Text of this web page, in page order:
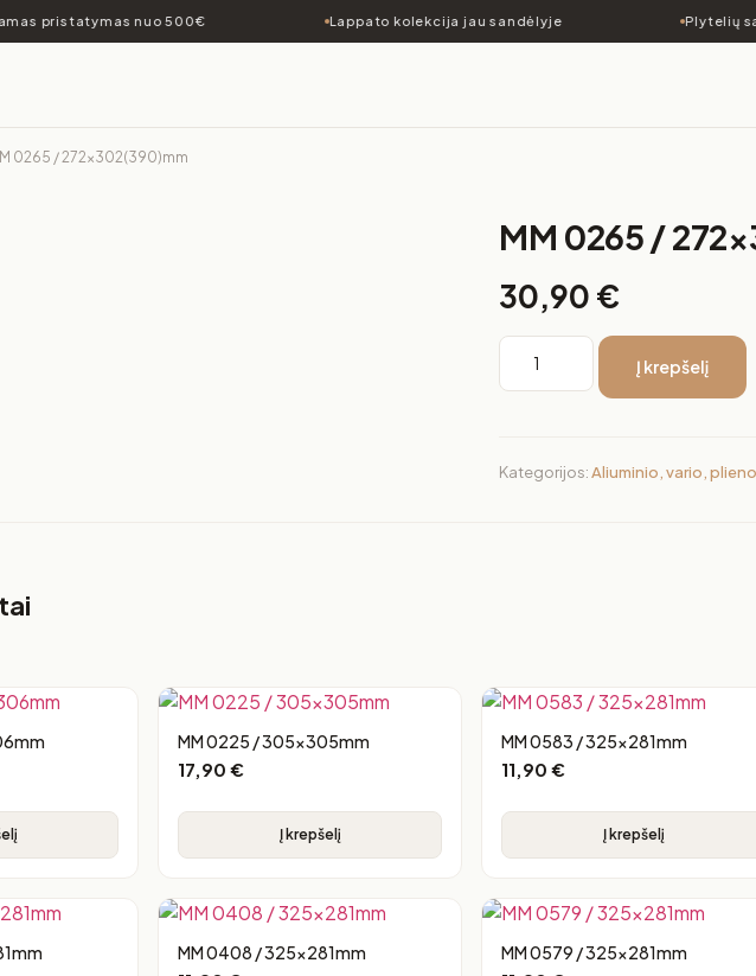
pristatymas nuo 500€ Lappato kolekcija jau sandėlyje Plytelių
0265 / 272×302(390)mm
MM 0265 /
30,90 €
Į krepšelį
Kategorijos:Aliuminio, vario,
MM 0225 / 305x305mm
17,90 €
Į krepšelį
MM 0583 / 325x281mm
11,90 €
Į krepšelį
MM 0408 / 325x281mm MM 0579 / 325x281mm